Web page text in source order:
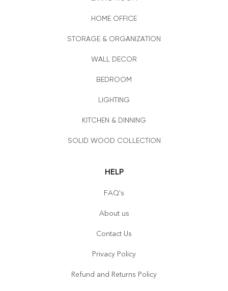
HOME OFFICE
STORAGE & ORGANIZATION
WALL DECOR
BEDROOM
LIGHTING
KITCHEN & DINNING
SOLID WOOD COLLECTION
HELP
FAQ's
About us
Contact Us
Privacy Policy
Refund and Returns Policy